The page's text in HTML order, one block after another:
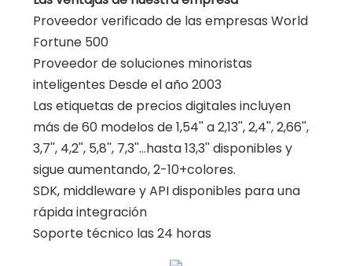
Proveedor verificado de las empresas World
Fortune 500
Proveedor de soluciones minoristas
inteligentes Desde el año 2003
Las etiquetas de precios digitales incluyen
más de 60 modelos de 1,54'' a 2,13'', 2,4'', 2,66'',
3,7'', 4,2'', 5,8'', 7,3''...hasta 13,3'' disponibles y
sigue aumentando, 2-10+colores.
SDK, middleware y API disponibles para una
rápida integración
Soporte técnico las 24 horas